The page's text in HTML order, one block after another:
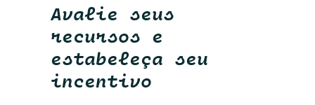
Avalie seus
recursos e
estabeleça seu
incentivo